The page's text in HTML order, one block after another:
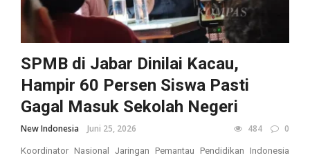
SPMB di Jabar Dinilai Kacau,
Hampir 60 Persen Siswa Pasti
Gagal Masuk Sekolah Negeri
New Indonesia Juni 25, 2026 484 0
Koordinator Nasional Jaringan Pemantau Pendidikan Indonesia